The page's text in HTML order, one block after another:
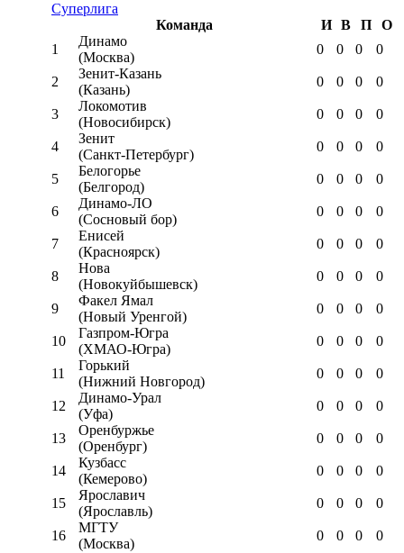
Суперлига
Команда
И В П
О
1
Динамо
(Москва)
0 0 0 0
2
Зенит-Казань
(Казань)
0 0 0 0
3
Локомотив
(Новосибирск)
0 0 0 0
4
Зенит
(Санкт-Петербург)
0 0 0 0
5
Белогорье
(Белгород)
0 0 0 0
6
Динамо-ЛО
(Сосновый бор)
0 0 0 0
7
Енисей
(Красноярск)
0 0 0 0
8
Нова
(Новокуйбышевск)
0 0 0 0
9
Факел Ямал
(Новый Уренгой)
0 0 0 0
10
Газпром-Югра
(ХМАО-Югра)
0 0 0 0
11
Горький
(Нижний Новгород)
0 0 0 0
12
Динамо-Урал
(Уфа)
0 0 0 0
13
Оренбуржье
(Оренбург)
0 0 0 0
14
Кузбасс
(Кемерово)
0 0 0 0
15
Ярославич
(Ярославль)
0 0 0 0
16
МГТУ
(Москва)
0 0 0
0